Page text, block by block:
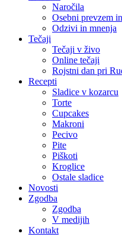
Naročila
Osebni prevzem
Odzivi in mnenja
Tečaji
Tečaji v živo
Online tečaji
Rojstni dan pri
Recepti
Sladice v kozarcu
Torte
Cupcakes
Makroni
Pecivo
Pite
Piškoti
Kroglice
Ostale sladice
Novosti
Zgodba
Zgodba
V medijih
Kontakt